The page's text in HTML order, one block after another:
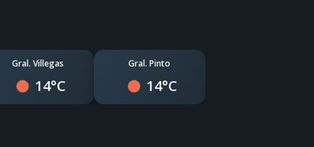
Gral. Villegas
14°C
Gral. Pinto
14°C